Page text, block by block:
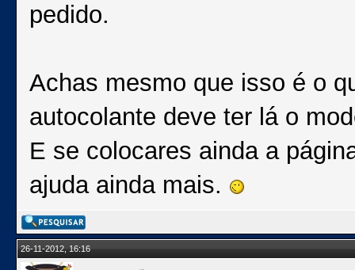
pedido.
Achas mesmo que isso é o
autocolante deve ter lá o
E se colocares ainda a
ajuda ainda mais.
26-11-2012, 16:16